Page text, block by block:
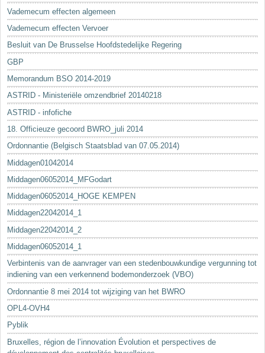
Vademecum effecten algemeen
Vademecum effecten Vervoer
Besluit van De Brusselse Hoofdstedelijke Regering
GBP
Memorandum BSO 2014-2019
ASTRID - Ministeriële omzendbrief 20140218
ASTRID - infofiche
18. Officieuze gecoord BWRO_juli 2014
Ordonnantie (Belgisch Staatsblad van 07.05.2014)
Middagen01042014
Middagen06052014_MFGodart
Middagen06052014_HOGE KEMPEN
Middagen22042014_1
Middagen22042014_2
Middagen06052014_1
Verbintenis van de aanvrager van een stedenbouwkundige vergunning tot
indiening van een verkennend bodemonderzoek (VBO)
Ordonnantie 8 mei 2014 tot wijziging van het BWRO
OPL4-OVH4
Pyblik
Bruxelles, région de l’innovation Évolution et perspectives de